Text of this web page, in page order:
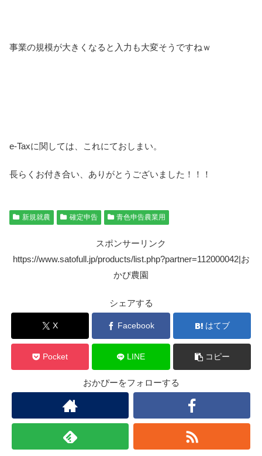
事業の規模が大きくなると入力も大変そうですねｗ
e-Taxに関しては、これにておしまい。
長らくお付き合い、ありがとうございました！！！
新規就農 確定申告 青色申告農業用
スポンサーリンク
https://www.satofull.jp/products/list.php?partner=112000042|お
かぴ農園
シェアする
X Facebook はてブ
Pocket LINE コピー
おかぴーをフォローする